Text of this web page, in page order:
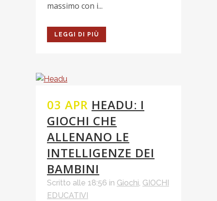
massimo con i...
LEGGI DI PIÙ
03 APR HEADU: I
GIOCHI CHE
ALLENANO LE
INTELLIGENZE DEI
BAMBINI
Scritto alle 18:56 in Giochi, GIOCHI
EDUCATIVI